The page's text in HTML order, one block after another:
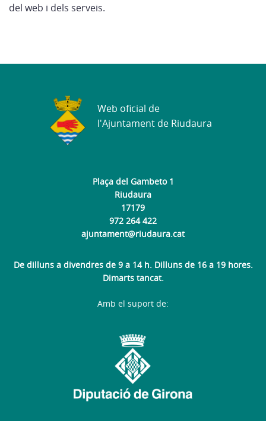
del web i dels serveis.
Plaça del Gambeto 1
Riudaura
17179
972 264 422
ajuntament@riudaura.cat
De dilluns a divendres de 9 a 14 h. Dilluns de 16 a 19 hores.
Dimarts tancat.
Web oficial de
l'Ajuntament de Riudaura
Amb el suport de: